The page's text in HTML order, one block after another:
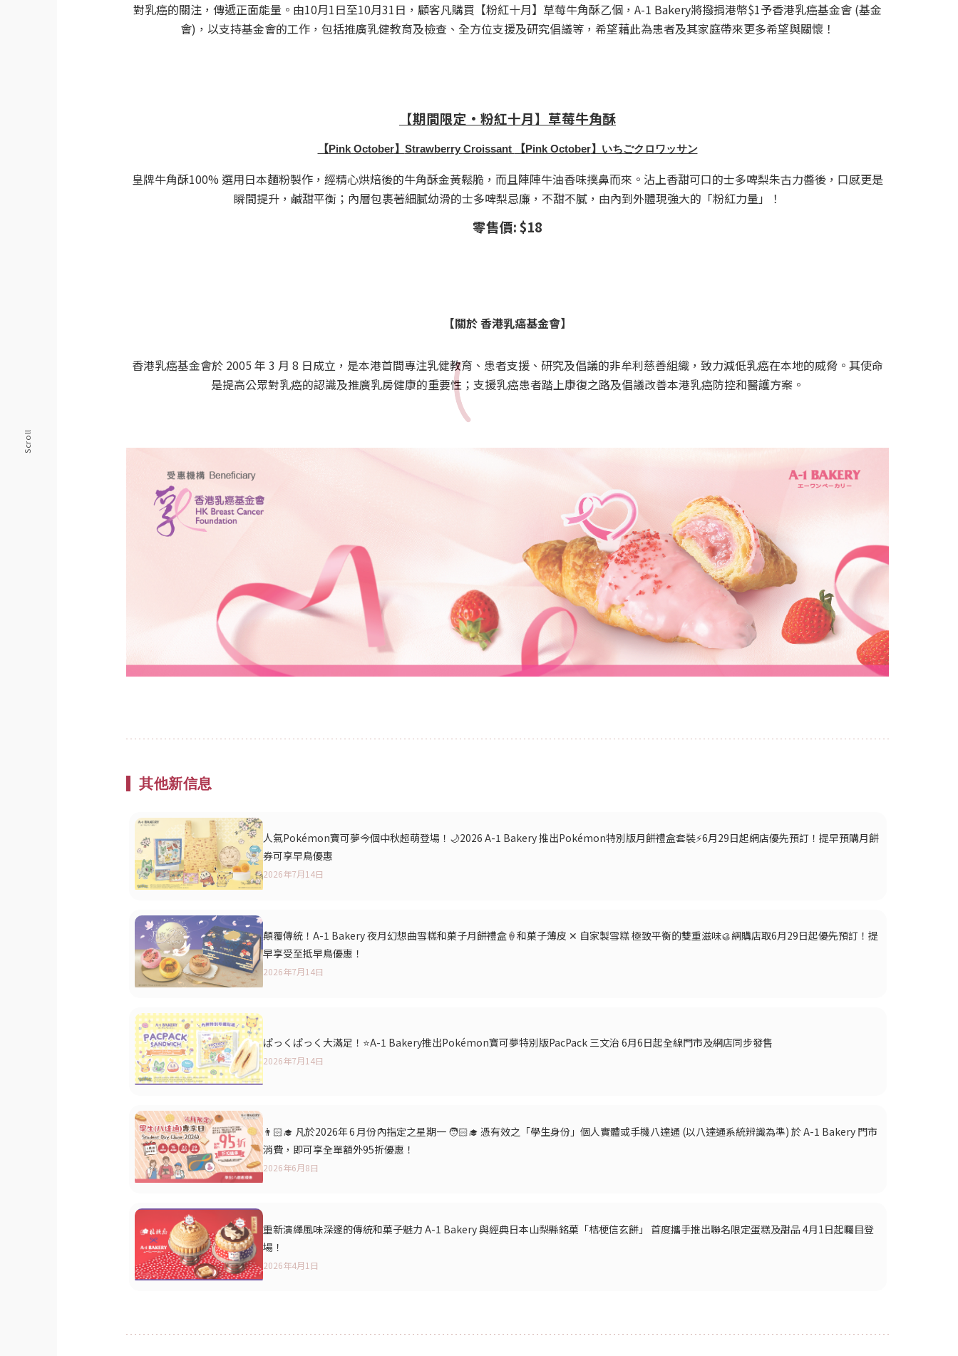
Scroll
對乳癌的關注，傳遞正面能量。由10月1日至10月31日，顧客凡購買【粉紅十月】草莓牛角酥乙個， A-1 Bakery將撥捐港幣$1予香港乳癌基金會 (基金
會) ，以支持基金會的工作，包括推廣乳健教育及檢查、全方位支援及研究倡議等，希望藉此為患者及其家庭帶來更多希望與關懷！
【期間限定 • 粉紅十月】草莓牛角酥
【 Pink October】 Strawberry Croissant 【 Pink October】いちごクロワッサン
皇牌牛角酥100% 選用日本麵粉製作，經精心烘焙後的牛角酥金黃鬆脆，而且陣陣牛油香味撲鼻而來。沾上香甜可口的士多啤梨朱古力醬後，口感更是
瞬間提升，鹹甜平衡；內層包裹著細膩幼滑的士多啤梨忌廉，不甜不膩，由內到外體現強大的「粉紅力量」！
零售價: $18
【關於 香港乳癌基金會】
香港乳癌基金會於 2005 年 3 月 8 日成立，是本港首間專注乳健教育、患者支援、 研究及倡議的非牟利慈善組織，致力減低乳癌在本地的威脅。其使命
是提高公眾對乳癌的認識及推廣乳房健康的重要性；支援乳癌患者踏上康復之路及倡議改善本港乳癌防控和醫護方案。
其他新信息
人氣Pokémon寶可夢今個中秋超萌登場！🌙2026 A-1 Bakery 推出Pokémon特別版月餅禮盒套裝⚡️6月29日起網店優先預訂！提早預購月餅
券可享早鳥優惠
2026年7月14日
顛覆傳統！A-1 Bakery 夜月幻想曲雪糕和菓子月餅禮盒🍦和菓子薄皮 ✕ 自家製雪糕 極致平衡的雙重滋味🥮網購店取6月29日起優先預訂！提
早享受至抵早鳥優惠！
2026年7月14日
ぱっくぱっく大滿足！⭐A-1 Bakery推出Pokémon寶可夢特別版PacPack 三文治 6月6日起全線門市及網店同步發售
2026年7月14日
👨🏻‍🎓 凡於2026年 6 月份內指定之星期一 🧑🏻‍🎓 憑有效之「學生身份」個人實體或手機八達通 (以八達通系統辨識為準) 於 A-1 Bakery 門市
消費，即可享全單額外95折優惠！
2026年6月8日
重新演繹風味深邃的傳統和菓子魅力 A-1 Bakery 與經典日本山梨縣銘菓「桔梗信玄餅」 首度攜手推出聯名限定蛋糕及甜品 4月1日起矚目登
場！
2026年4月1日